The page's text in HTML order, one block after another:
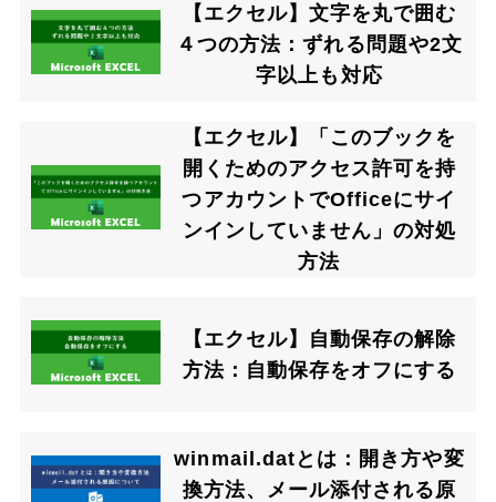
【エクセル】文字を丸で囲む
４つの方法：ずれる問題や2文
字以上も対応
【エクセル】「このブックを
開くためのアクセス許可を持
つアカウントでOfficeにサイ
ンインしていません」の対処
方法
【エクセル】自動保存の解除
方法：自動保存をオフにする
winmail.datとは：開き方や変
換方法、メール添付される原